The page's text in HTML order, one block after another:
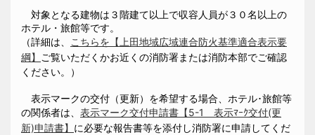
対象となる建物は３階建て以上で収容人員が３０名以上の
ホテル・旅館等です。
（詳細は、
こちらを【上田地域広域連合防火基準適合表示要
綱】
ご覧いただくかお近くの消防署または消防本部でご確認
ください。）
表示マークの交付（更新）を希望する場合、ホテル･旅館等
の関係者は、 表示マーク交付申請書【5-1 表示ﾏｰｸ交付(更
新)申請書】 に必要な報告書等を添付し消防署に申請してくだ